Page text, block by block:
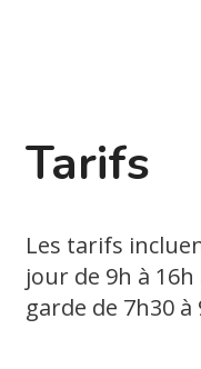
Tarifs
Les tarifs
jour de 9h à
garde de 7h30 à